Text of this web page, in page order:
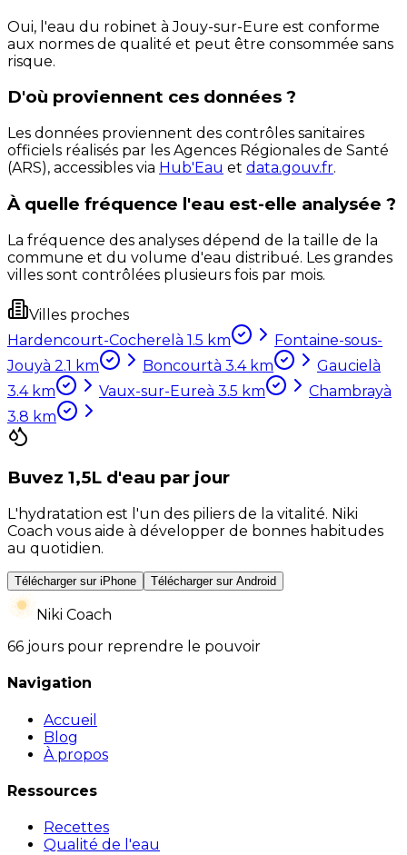
Oui, l'eau du robinet à Jouy-sur-Eure est conforme
aux normes de qualité et peut être consommée sans
risque.
D'où proviennent ces données ?
Les données proviennent des contrôles sanitaires
officiels réalisés par les Agences Régionales de Santé
(ARS), accessibles via Hub'Eau et data.gouv.fr.
À quelle fréquence l'eau est-elle analysée ?
La fréquence des analyses dépend de la taille de la
commune et du volume d'eau distribué. Les grandes
villes sont contrôlées plusieurs fois par mois.
Villes proches
Hardencourt-Cocherel à 1.5 km
Fontaine-sous-
Jouyà 2.1 km Boncourtà 3.4km Gauciel à
3.4km Vaux-sur-Eureà 3.5 km Chambrayà
3.8 km
Buvez 1,5L d'eau par jour
L'hydratation est l'un des piliers de la vitalité. Niki
Coach vous aide à développer de bonnes habitudes
au quotidien.
Télécharger sur iPhone Télécharger sur Android
Niki Coach
66 jours pour reprendre le pouvoir
Navigation
Accueil
Blog
À propos
Ressources
Recettes
Qualité de l'eau